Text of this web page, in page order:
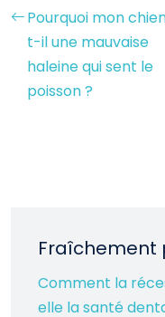
Pourquoi mon
t-il une mauvaise
haleine qui sent le
poisson ?
Fraîchement
Comment la
elle la santé